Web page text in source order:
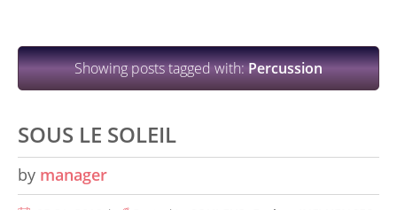
Showing posts tagged with:Percussion
SOUS LE SOLEIL
by manager